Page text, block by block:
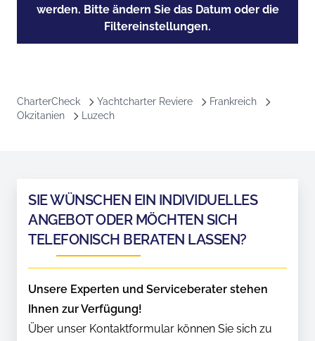
werden. Bitte ändern Sie das Datum oder die
Filtereinstellungen.
CharterCheck Yachtcharter Reviere
Frankreich
Okzitanien
Luzech
SIE WÜNSCHEN EIN INDIVIDUELLES
ANGEBOT ODER MÖCHTEN SICH
TELEFONISCH BERATEN LASSEN?
Unsere Experten und Serviceberater stehen
Ihnen zur Verfügung!
Über unser Kontaktformular können Sie sich zu